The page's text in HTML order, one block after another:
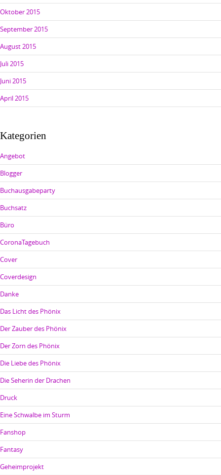
Oktober 2015
September 2015
August 2015
Juli 2015
Juni 2015
April 2015
Kategorien
Angebot
Blogger
Buchausgabeparty
Buchsatz
Büro
CoronaTagebuch
Cover
Coverdesign
Danke
Das Licht des Phönix
Der Zauber des Phönix
Der Zorn des Phönix
Die Liebe des Phönix
Die Seherin der Drachen
Druck
Eine Schwalbe im Sturm
Fanshop
Fantasy
Geheimprojekt